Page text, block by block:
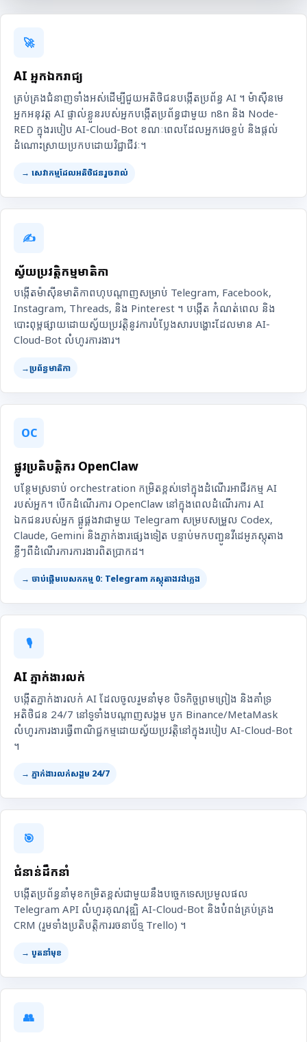
🚀
AI អ្នកឯករាជ្យ
គ្រប់គ្រងជំនាញទាំងអស់ដើម្បីជួយអតិថិជនបង្កើតប្រព័ន្ធ AI ។ ម៉ាស៊ីនមេ
អ្នកអនុវត្ត AI ផ្ទាល់ខ្លួនរបស់អ្នកបង្កើតប្រព័ន្ធជាមួយ n8n និង Node-
RED ក្នុងរបៀប AI-Cloud-Bot ខណៈពេលដែលអ្នកវេចខ្ចប់ និងផ្តល់
ដំណោះស្រាយប្រកបដោយវិជ្ជាជីវៈ។
→ សេវាកម្មដែលអតិថិជនរួចរាល់
✍️
ស្វ័យប្រវត្តិកម្មមាតិកា
បង្កើតម៉ាស៊ីនមាតិកាពហុបណ្តាញសម្រាប់ Telegram, Facebook,
Instagram, Threads, និង Pinterest ។ បង្កើត កំណត់ពេល និង
បោះពុម្ពផ្សាយដោយស្វ័យប្រវត្តិនូវការបំប្លែងសារបង្ហោះដែលមាន AI-
Cloud-Bot លំហូរការងារ។
→ប្រព័ន្ធមាតិកា
OC
ផ្លូវប្រតិបត្តិករ OpenClaw
បន្ថែមស្រទាប់ orchestration កម្រិតខ្ពស់ទៅក្នុងដំណើរអាជីវកម្ម AI
របស់អ្នក។ បើកដំណើរការ OpenClaw នៅក្នុងពេលដំណើរការ AI
ឯកជនរបស់អ្នក ផ្គូផ្គងវាជាមួយ Telegram សម្របសម្រួល Codex,
Claude, Gemini និងភ្នាក់ងារផ្សេងទៀត បន្ទាប់មកបញ្ជូនវីដេអូភស្តុតាង
ខ្លីៗពីដំណើរការការងារពិតប្រាកដ។
→ ចាប់ផ្តើមបេសកកម្ម 0: Telegram ភស្តុតាងវង់ភ្លេង
🎙️
AI ភ្នាក់ងារលក់
បង្កើតភ្នាក់ងារលក់ AI ដែលចូលរួមនាំមុខ បិទកិច្ចព្រមព្រៀង និងគាំទ្រ
អតិថិជន 24/7 នៅទូទាំងបណ្តាញសង្គម បូក Binance/MetaMask
លំហូរការងារធ្វើពាណិជ្ជកម្មដោយស្វ័យប្រវត្តិនៅក្នុងរបៀប AI-Cloud-Bot
។
→ ភ្នាក់ងារលក់សង្គម 24/7
🎯
ជំនាន់ដឹកនាំ
បង្កើតប្រព័ន្ធនាំមុខកម្រិតខ្ពស់ជាមួយនឹងបច្ចេកទេសប្រមូលផល
Telegram API លំហូរគុណវុឌ្ឍិ AI-Cloud-Bot និងបំពង់គ្រប់គ្រង
CRM (រួមទាំងប្រតិបត្តិការរចនាប័ទ្ម Trello) ។
→ បូតនាំមុខ
👥